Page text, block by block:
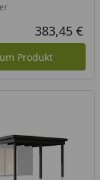
383,45 €
Produkt